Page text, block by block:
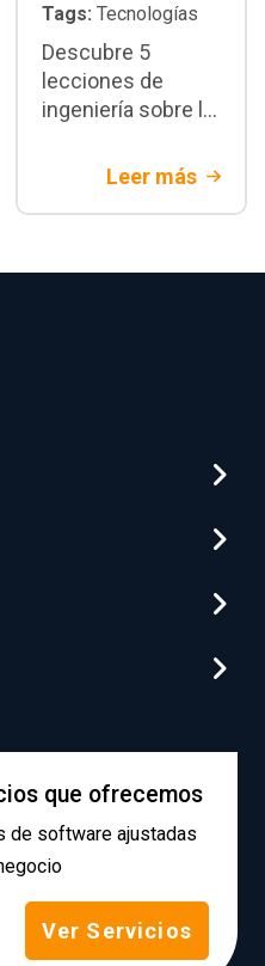
Tags: Tecnologías
Descubre 5
lecciones de
ingeniería sobre la
bancario legacy.
arquitectura y
riesgos
Leer más
que ofrecemos
de software ajustadas
Ver Servicios